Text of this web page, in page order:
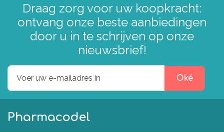
Draag zorg voor uw koopkracht:
ontvang onze beste aanbiedingen
door u in te schrijven op onze
nieuwsbrief!
Oké
Pharmacodel